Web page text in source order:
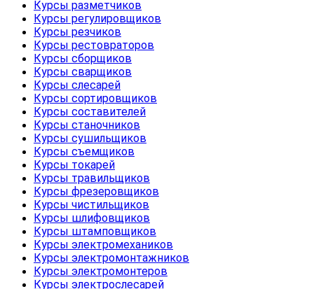
Курсы разметчиков
Курсы регулировщиков
Курсы резчиков
Курсы рестовраторов
Курсы сборщиков
Курсы сварщиков
Курсы слесарей
Курсы сортировщиков
Курсы составителей
Курсы станочников
Курсы сушильщиков
Курсы съемщиков
Курсы токарей
Курсы травильщиков
Курсы фрезеровщиков
Курсы чистильщиков
Курсы шлифовщиков
Курсы штамповщиков
Курсы электромехаников
Курсы электромонтажников
Курсы электромонтеров
Курсы электрослесарей